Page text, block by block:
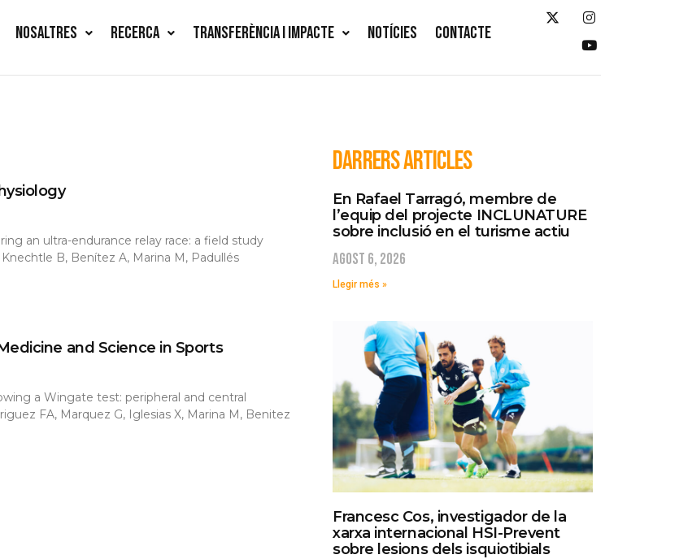
NOSALTRES RECERCA TRANSFERÈNCIA I IMPACTE NOTÍCIES CONTACTE
an ultra-endurance relay race: a field study
B, Benítez A, Marina M, Padullés
and Science in Sports
a Wingate test: peripheral and central
FA, Marquez G, Iglesias X, Marina M, Benitez
DARRERS ARTICLES
En Rafael Tarragó, membre de
l’equip del projecte INCLUNATURE
sobre inclusió en el turisme actiu
agost 6, 2026
Llegir més »
Francesc Cos, investigador de la
xarxa internacional HSI-Prevent
sobre lesions dels isquiotibials